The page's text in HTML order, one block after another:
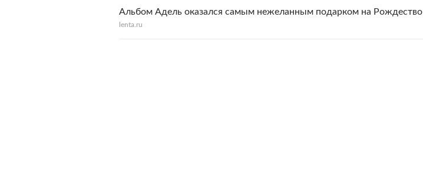
Альбом Адель оказался самым нежеланным подарком на Рождество
lenta.ru